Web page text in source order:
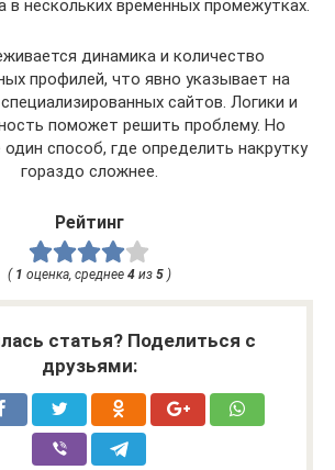
в нескольких временных промежутках.
динамика и количество
профилей, что явно указывает на
сайтов. Логики и
поможет решить проблему. Но
способ, где определить накрутку
гораздо сложнее.
Рейтинг
( 1 оценка, среднее 4из 5)
статья? Поделиться с
друзьями: